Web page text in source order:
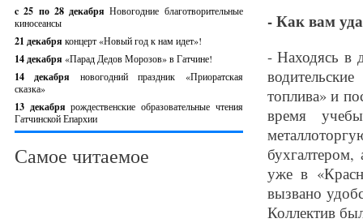
c 25 по 28 декабряНовогодние благотворительные
киносеансы
21 декабря концерт «Новый год к нам идет»!
14 декабря «Парад Дедов Морозов» в Гатчине!
14 декабря новогодний праздник «Приоратская
сказка»
13 декабрярождественские образовательные чтения
Гатчинской Епархии
Самое читаемое
- Как вам
- Находясь в
топлива» и
время
уже в
вызвано
Коллектив